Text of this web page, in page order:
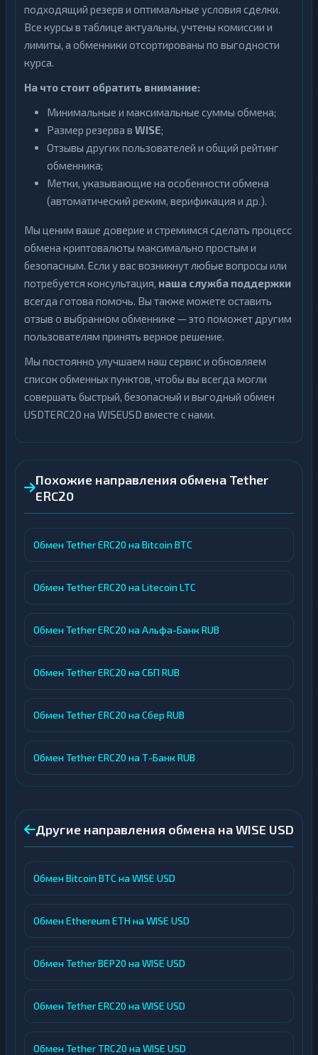
подходящий резерв и оптимальные условия сделки.
Все курсы в таблице актуальны, учтены комиссии и
лимиты, а обменники отсортированы по выгодности
курса.
На что стоит обратить внимание:
Минимальные и максимальные суммы обмена;
Размер резерва в WISE;
Отзывы других пользователей и общий рейтинг
обменника;
Метки, указывающие на особенности обмена
(автоматический режим, верификация и др.).
Мы ценим ваше доверие и стремимся сделать процесс
обмена криптовалюты максимально простым и
безопасным. Если у вас возникнут любые вопросы или
потребуется консультация, наша служба поддержки
всегда готова помочь. Вы также можете оставить
отзыв о выбранном обменнике — это поможет другим
пользователям принять верное решение.
Мы постоянно улучшаем наш сервис и обновляем
список обменных пунктов, чтобы вы всегда могли
совершать быстрый, безопасный и выгодный обмен
USDTERC20 на WISEUSD вместе с нами.
Похожие направления обмена Tether
ERC20
Обмен Tether ERC20 на Bitcoin BTC
Обмен Tether ERC20 на Litecoin LTC
Обмен Tether ERC20 на Альфа-Банк RUB
Обмен Tether ERC20 на СБП RUB
Обмен Tether ERC20 на Сбер RUB
Обмен Tether ERC20 на Т-Банк RUB
Другие направления обмена на WISE USD
Обмен Bitcoin BTC на WISE USD
Обмен Ethereum ETH на WISE USD
Обмен Tether BEP20 на WISE USD
Обмен Tether ERC20 на WISE USD
Обмен Tether TRC20 на WISE USD